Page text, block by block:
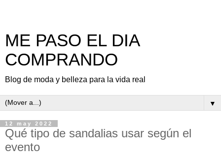
ME PASO EL DIA
COMPRANDO
Blog de moda y belleza para la vida real
▼
12 may 2022
Qué tipo de sandalias usar según el
evento